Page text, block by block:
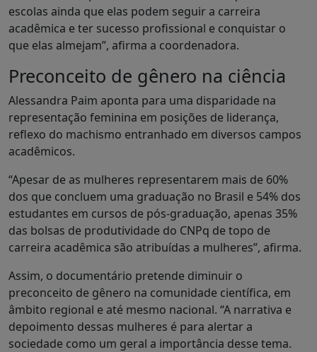
escolas ainda que elas podem seguir a carreira
acadêmica e ter sucesso profissional e conquistar o
que elas almejam”, afirma a coordenadora.
Preconceito de gênero na ciência
Alessandra Paim aponta para uma disparidade na
representação feminina em posições de liderança,
reflexo do machismo entranhado em diversos campos
acadêmicos.
“Apesar de as mulheres representarem mais de 60%
dos que concluem uma graduação no Brasil e 54% dos
estudantes em cursos de pós-graduação, apenas 35%
das bolsas de produtividade do CNPq de topo de
carreira acadêmica são atribuídas a mulheres”, afirma.
Assim, o documentário pretende diminuir o
preconceito de gênero na comunidade científica, em
âmbito regional e até mesmo nacional. “A narrativa e
depoimento dessas mulheres é para alertar a
sociedade como um geral a importância desse tema.